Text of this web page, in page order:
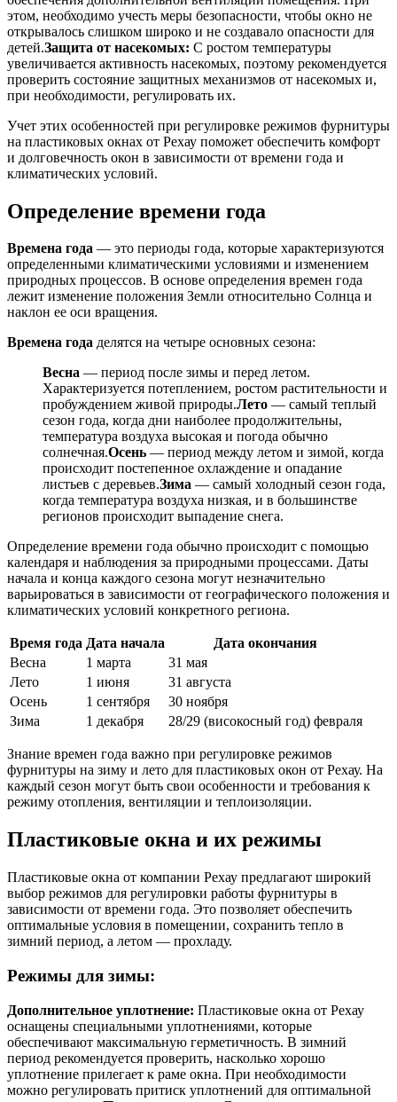
этом, необходимо учесть меры безопасности, чтобы окно не
открывалось слишком широко и не создавало опасности для
детей.Защита от насекомых: С ростом температуры
увеличивается активность насекомых, поэтому рекомендуется
проверить состояние защитных механизмов от насекомых и,
при необходимости, регулировать их.
Учет этих особенностей при регулировке режимов фурнитуры
на пластиковых окнах от Рехау поможет обеспечить комфорт
и долговечность окон в зависимости от времени года и
климатических условий.
Определение времени года
Времена года — это периоды года, которые характеризуются
определенными климатическими условиями и изменением
природных процессов. В основе определения времен года
лежит изменение положения Земли относительно Солнца и
наклон ее оси вращения.
Времена года делятся на четыре основных сезона:
Весна — период после зимы и перед летом.
Характеризуется потеплением, ростом растительности и
пробуждением живой природы.Лето — самый теплый
сезон года, когда дни наиболее продолжительны,
температура воздуха высокая и погода обычно
солнечная.Осень — период между летом и зимой, когда
происходит постепенное охлаждение и опадание
листьев с деревьев.Зима — самый холодный сезон года,
когда температура воздуха низкая, и в большинстве
регионов происходит выпадение снега.
Определение времени года обычно происходит с помощью
календаря и наблюдения за природными процессами. Даты
начала и конца каждого сезона могут незначительно
варьироваться в зависимости от географического положения и
климатических условий конкретного региона.
Время года Дата начала
Дата окончания
Весна
1 марта
31 мая
Лето
1 июня
31 августа
Осень
1 сентября
30 ноября
Зима
1 декабря 28/29 (високосный год) февраля
Знание времен года важно при регулировке режимов
фурнитуры на зиму и лето для пластиковых окон от Рехау. На
каждый сезон могут быть свои особенности и требования к
режиму отопления, вентиляции и теплоизоляции.
Пластиковые окна и их режимы
Пластиковые окна от компании Рехау предлагают широкий
выбор режимов для регулировки работы фурнитуры в
зависимости от времени года. Это позволяет обеспечить
оптимальные условия в помещении, сохранить тепло в
зимний период, а летом — прохладу.
Режимы для зимы:
Дополнительное уплотнение: Пластиковые окна от Рехау
оснащены специальными уплотнениями, которые
обеспечивают максимальную герметичность. В зимний
период рекомендуется проверить, насколько хорошо
уплотнение прилегает к раме окна. При необходимости
можно регулировать притиск уплотнений для оптимальной